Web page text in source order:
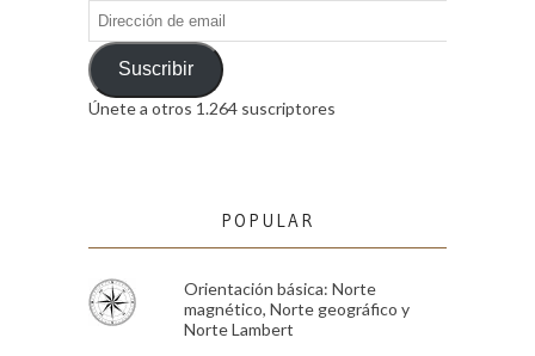
Dirección
de
emailSuscribir
Únete a otros 1.264 suscriptores
POPULAR
Orientación básica: Norte
magnético, Norte geográfico y
Norte Lambert